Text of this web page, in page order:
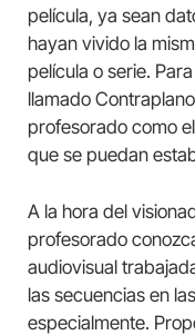
película, ya sean
hayan vivido la
película o serie.
llamado
profesorado como
que se puedan
A la hora del
profesorado
audiovisual
las secuencias en
especialmente.